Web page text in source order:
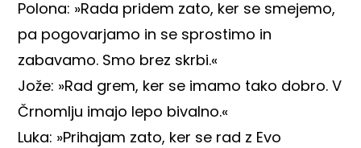
Polona: »Rada pridem zato, ker se smejemo,
pa pogovarjamo in se sprostimo in
zabavamo. Smo brez skrbi.«
Jože: »Rad grem, ker se imamo tako dobro. V
Črnomlju imajo lepo bivalno.«
Luka: »Prihajam zato, ker se rad z Evo